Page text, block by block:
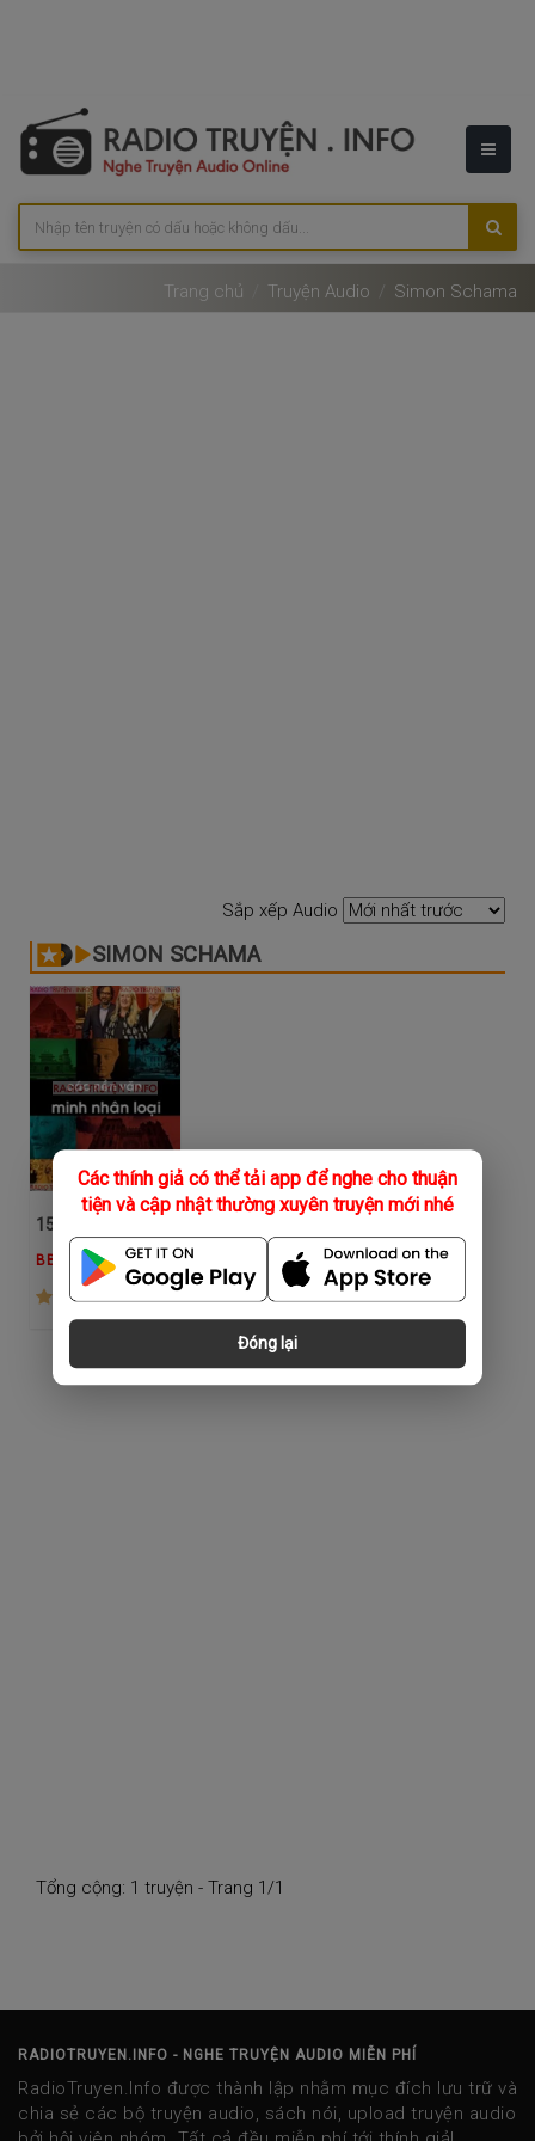
Các thính giả có thể tải app để nghe cho thuận
tiện và cập nhật thường xuyên truyện mới nhé
Đóng lại
Trang chủ Truyện Audio Simon Schama
Sắp xếp Audio
SIMON SCHAMA
BBC
Tổng cộng: 1 truyện - Trang 1/1
RADIOTRUYEN.INFO - NGHE TRUYỆN AUDIO MIỄN PHÍ
RadioTruyen.Info được thành lập nhằm mục đích lưu trữ và
chia sẻ các bộ truyện audio, sách nói, upload truyện audio